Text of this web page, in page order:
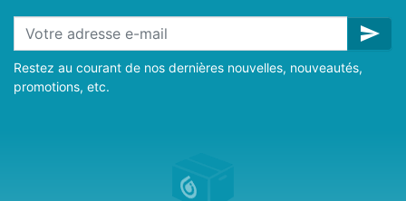
send
Restez au courant de nos dernières nouvelles, nouveautés,
promotions, etc.